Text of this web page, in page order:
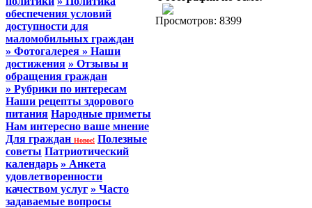
обеспечения условий
доступности для
маломобильных граждан
» Фотогалерея » Наши
достижения » Отзывы и
обращения граждан
» Рубрики по интересам
Наши рецепты здорового
питания Народные приметы
Нам интересно ваше мнение
Для граждан Новое! Полезные
советы Патриотический
календарь » Анкета
удовлетворенности
качеством услуг » Часто
задаваемые вопросы
Просмотров: 8399